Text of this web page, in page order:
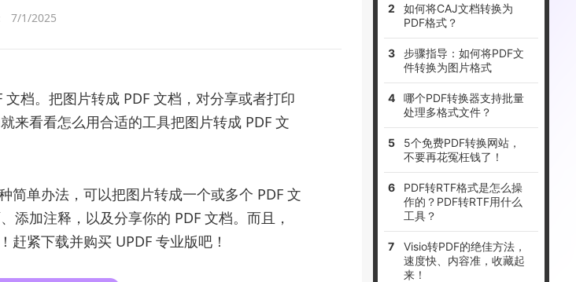
7/1/2025
档。把图片转成 PDF 文档，对分享或者打印
来看看怎么用合适的工具把图片转成 PDF 文
简单办法，可以把图片转成一个或多个 PDF 文
添加注释，以及分享你的 PDF 文档。而且，
赶紧下载并购买 UPDF 专业版吧！
如何将CAJ文档转换为
PDF格式？
步骤指导：如何将PDF文
件转换为图片格式
哪个PDF转换器支持批量
处理多格式文件？
5个免费PDF转换网站，
不要再花冤枉钱了！
PDF转RTF格式是怎么操
作的？PDF转RTF用什么
工具？
Visio转PDF的绝佳方法，
速度快、内容准，收藏起
来！